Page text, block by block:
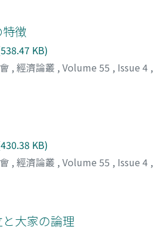
徴
KB)
, 經濟論叢 , Volume 55 , Issue 4 ,
KB)
, 經濟論叢 , Volume 55 , Issue 4 ,
大家の論理